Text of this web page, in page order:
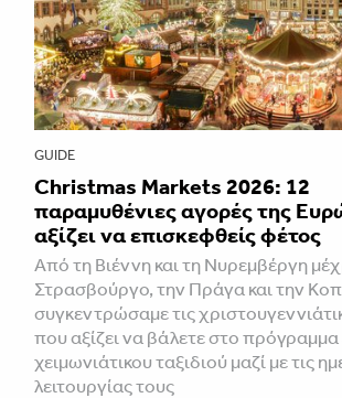
GUIDE
Christmas Markets 2026: 12
παραμυθένιες αγορές της
αξίζει να επισκεφθείς φέτος
Από τη Βιέννη και τη Νυρεμβέργη
Στρασβούργο, την Πράγα και την
συγκεντρώσαμε τις
που αξίζει να βάλετε στο πρόγραμμα
χειμωνιάτικου ταξιδιού μαζί με τις
λειτουργίας τους